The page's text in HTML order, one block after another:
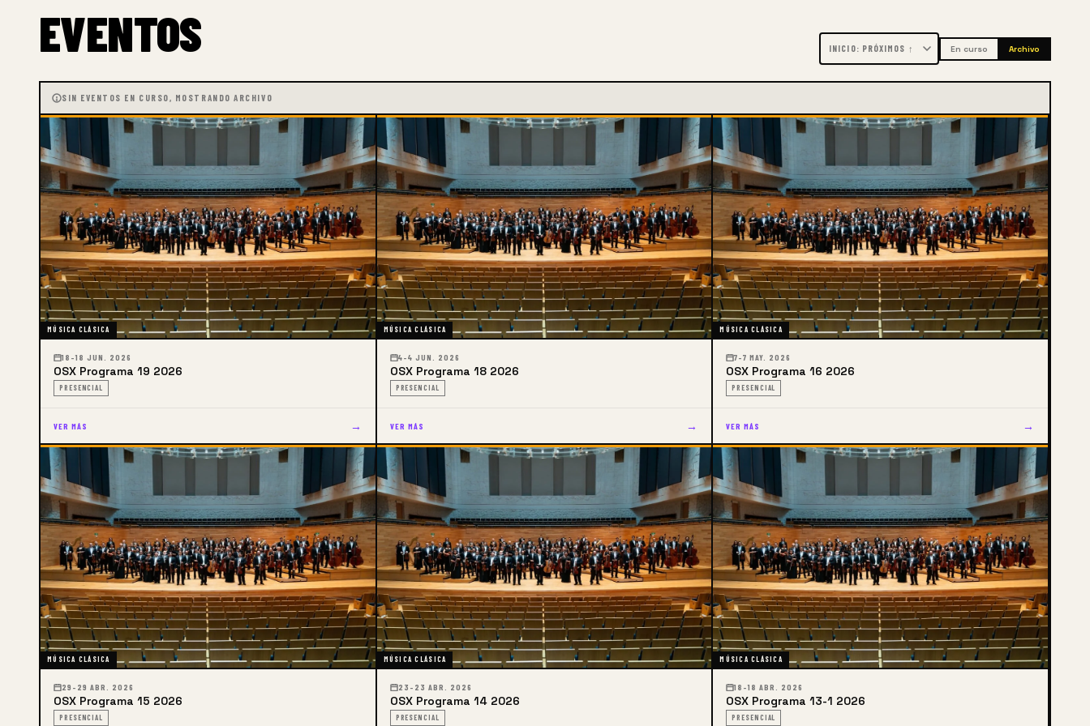
EVENTOS En curso Archivo
SIN EVENTOS EN CURSO, MOSTRANDO ARCHIVO
MÚSICA CLÁSICA
18–18 JUN. 2026
OSX Programa 19 2026
PRESENCIAL
VER MÁS →
MÚSICA CLÁSICA
4–4 JUN. 2026
OSX Programa 18 2026
PRESENCIAL
VER MÁS →
MÚSICA CLÁSICA
7–7 MAY. 2026
OSX Programa 16 2026
PRESENCIAL
VER MÁS →
MÚSICA CLÁSICA
29–29 ABR. 2026
OSX Programa 15 2026
PRESENCIAL
MÚSICA CLÁSICA
23–23 ABR. 2026
OSX Programa 14 2026
PRESENCIAL
MÚSICA CLÁSICA
18–18 ABR. 2026
OSX Programa 13-1 2026
PRESENCIAL